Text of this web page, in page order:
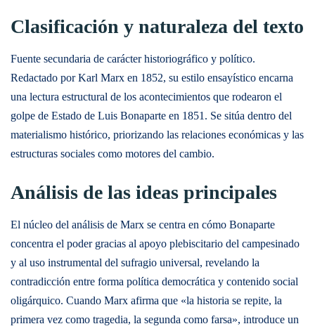
Clasificación y naturaleza del texto
Fuente secundaria de carácter historiográfico y político.
Redactado por Karl Marx en 1852, su estilo ensayístico encarna
una lectura estructural de los acontecimientos que rodearon el
golpe de Estado de Luis Bonaparte en 1851. Se sitúa dentro del
materialismo histórico, priorizando las relaciones económicas y las
estructuras sociales como motores del cambio.
Análisis de las ideas principales
El núcleo del análisis de Marx se centra en cómo Bonaparte
concentra el poder gracias al apoyo plebiscitario del campesinado
y al uso instrumental del sufragio universal, revelando la
contradicción entre forma política democrática y contenido social
oligárquico. Cuando Marx afirma que «la historia se repite, la
primera vez como tragedia, la segunda como farsa», introduce un